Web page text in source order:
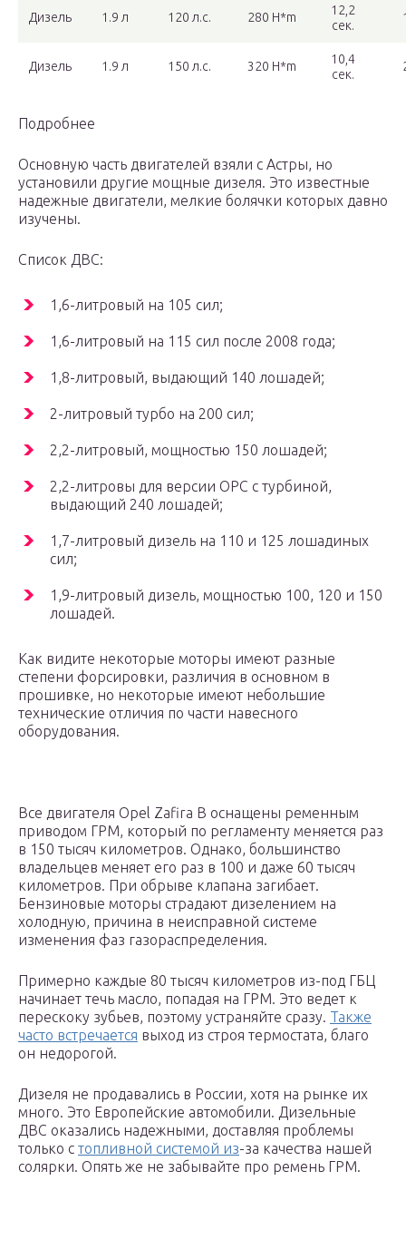
Дизель 1.9 л 120 л.с. 280 H*m
12,2
сек.
Дизель 1.9 л 150 л.с. 320 H*m
10,4
сек.
Подробнее
Основную часть двигателей взяли с Астры, но
установили другие мощные дизеля. Это известные
надежные двигатели, мелкие болячки которых давно
изучены.
Список ДВС:
1,6-литровый на 105 сил;
1,6-литровый на 115 сил после 2008 года;
1,8-литровый, выдающий 140 лошадей;
2-литровый турбо на 200 сил;
2,2-литровый, мощностью 150 лошадей;
2,2-литровы для версии OPC с турбиной,
выдающий 240 лошадей;
1,7-литровый дизель на 110 и 125 лошадиных
сил;
1,9-литровый дизель, мощностью 100, 120 и 150
лошадей.
Как видите некоторые моторы имеют разные
степени форсировки, различия в основном в
прошивке, но некоторые имеют небольшие
технические отличия по части навесного
оборудования.
Все двигателя Opel Zafira B оснащены ременным
приводом ГРМ, который по регламенту меняется раз
в 150 тысяч километров. Однако, большинство
владельцев меняет его раз в 100 и даже 60 тысяч
километров. При обрыве клапана загибает.
Бензиновые моторы страдают дизелением на
холодную, причина в неисправной системе
изменения фаз газораспределения.
Примерно каждые 80 тысяч километров из-под ГБЦ
начинает течь масло, попадая на ГРМ. Это ведет к
перескоку зубьев, поэтому устраняйте сразу. Также
часто встречается выход из строя термостата, благо
он недорогой.
Дизеля не продавались в России, хотя на рынке их
много. Это Европейские автомобили. Дизельные
ДВС оказались надежными, доставляя проблемы
только с топливной системой из-за качества нашей
солярки. Опять же не забывайте про ремень ГРМ.